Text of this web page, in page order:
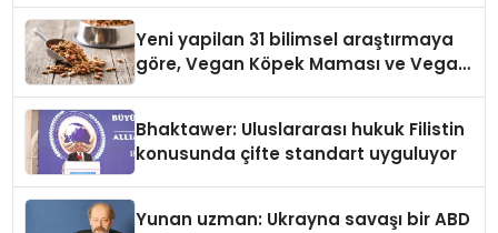
Yeni yapilan 31 bilimsel araştırmaya
göre, Vegan Köpek Maması ve Vegan
Bhaktawer: Uluslararası hukuk Filistin
konusunda çifte standart uyguluyor
Yunan uzman: Ukrayna savaşı bir ABD